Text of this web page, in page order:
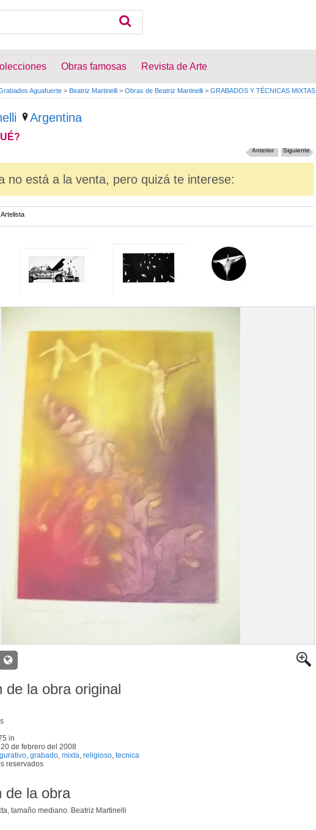
Obras famosas Revista de Arte
Aguafuerte > Beatriz Martinelli > Obras de Beatriz Martinelli > GRABADOS Y TÉCNICAS MIXTAS
Argentina
Siguiente
Anterior
no está a la venta, pero quizá te interese:
de la obra original
in
20 de febrero del 2008
grabado mixta religioso tecnica
reservados
de la obra
tamaño mediano. Beatriz Martinelli